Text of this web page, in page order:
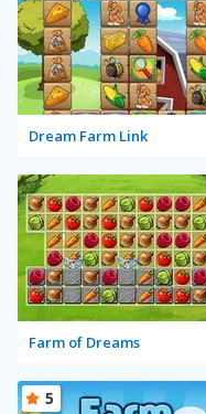
Dream Farm Link
Farm of Dreams
5